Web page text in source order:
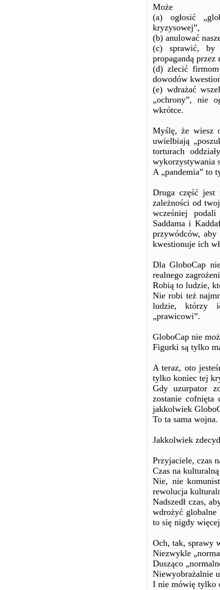
Może
(a) ogłosić
kryzysowej”,
(b) anulować
(c) sprawić, by
propagandą przez
(d) zlecić
dowodów
(e) wdrażać
„ochrony”, nie
wkrótce.
Myślę, że wiesz
uwielbiają
torturach
wykorzystywania
A „pandemia” to
Druga część jest
zależności od
wcześniej
Saddama i
przywódców,
kwestionuje ich
Dla GloboCap
realnego
Robią to ludzie,
Nie robi też
ludzie, którzy
„prawicowi”.
GloboCap nie
Figurki są tylko
A teraz, oto
tylko koniec tej
Gdy uzurpator
zostanie
jakkolwiek
To ta sama wojna.
Jakkolwiek
Przyjaciele, czas
Czas na
Nie, nie
rewolucja
Nadszedł czas,
wdrożyć
to się nigdy
Och, tak, sprawy
Niezwykle
Dusząco
Niewyobrażalnie
I nie mówię tylko